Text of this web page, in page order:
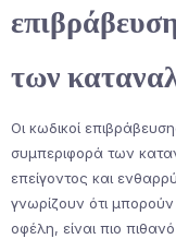
των
Οι κωδικοί
συμπεριφορά των
επείγοντος και
γνωρίζουν ότι
οφέλη, είναι πιο